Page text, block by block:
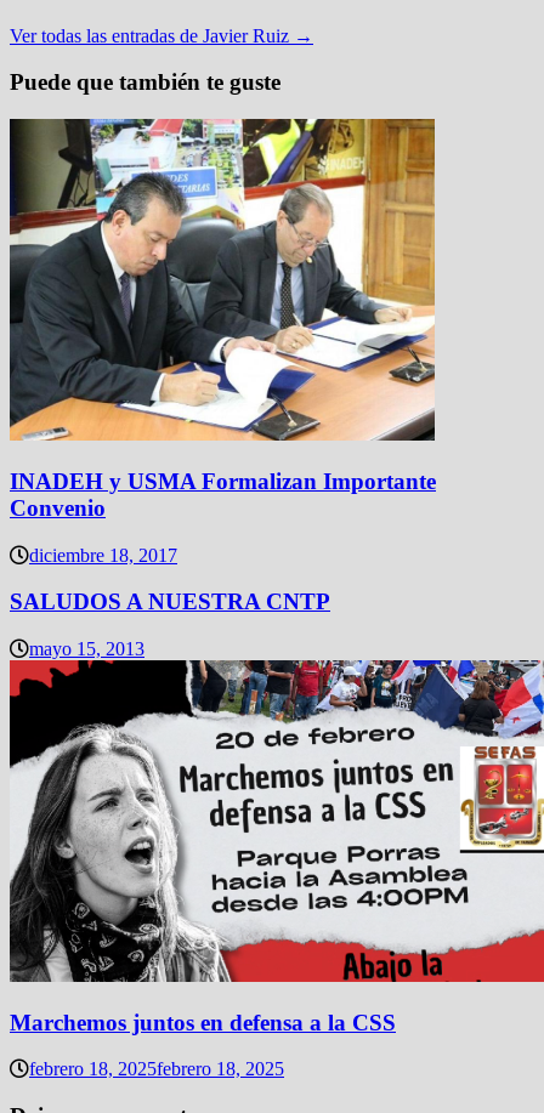
Ver todas las entradas de Javier Ruiz →
Puede que también te guste
INADEH y USMA Formalizan Importante
Convenio
diciembre 18, 2017
SALUDOS A NUESTRA CNTP
mayo 15, 2013
Marchemos juntos en defensa a la CSS
febrero 18, 2025febrero 18, 2025